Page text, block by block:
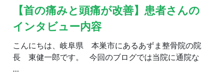
の
痛
頭
痛
が
【首の痛みと頭痛が改善】患者さんの
インタビュー内容
こんにちは、岐阜県 本巣市にあるあずま整骨院の院
長 東健一郎です。 今回のブログでは当院に通院な
…